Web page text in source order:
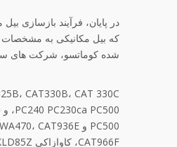
در پایان، فرآیند بازسازی
که بیل مکانیکی به مشخصات
شده کوماتسو، شرکت های